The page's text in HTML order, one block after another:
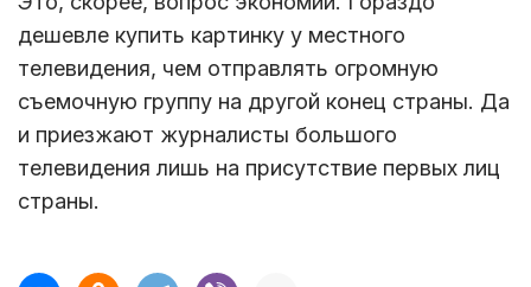
дешевле купить картинку у местного
телевидения, чем отправлять огромную
съемочную группу на другой конец страны. Да
и приезжают журналисты большого
телевидения лишь на присутствие первых лиц
страны.